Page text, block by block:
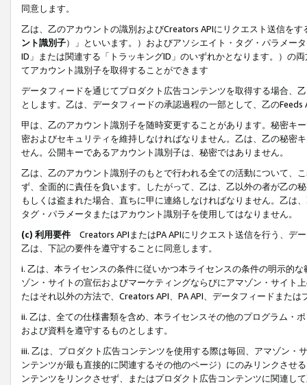
同意します。
乙は、乙のアカウントの識別およびCreators APIにリクエスト送信を
ント識別子）」といいます。）およびアソシエイト・タグ・パラメー
ID」または関連する「トラッキングID」のいずれかとなります。）の
てアカウント識別子を取得することができます
データフィードを通じてプロダクト広告コンテンツを取得する場合、
とします。乙は、データフィードの承認過程の一部として、乙の
甲は、乙のアカウント識別子を随時変更することがあります。秘密キ
密およびセキュリティを維持しなければなりません。乙は、乙の秘密
せん。公開キーであるアカウント識別子は、秘密ではありません。
乙は、乙のアカウント識別子のもとで行われる全ての活動について、
ず、全面的に責任を負います。したがって、乙は、乙以外の者が乙の
もしくは盗まれた場合、直ちに甲に連絡しなければなりません。乙は
タグ・パラメータまたはアカウント識別子を使用してはなりません。
(c) 利用要件 Creators APIまたはPA APIにリクエスト送信を行う、デ
乙は、下記の要件を遵守することに同意します。
i. 乙は、本ライセンスの条件に従いかつ本ライセンスの条件の明示的
ゾン・サイトの宣伝およびマーケティングならびにアマゾン・サイト
たはそれ以外の方法で、Creators API、PA API、データフィードまた
ii. 乙は、全ての仕様書類を含め、本ライセンスその他のプログラム・
および資料を遵守するものとします。
iii. 乙は、プロダクト広告コンテンツを使用する際は毎回、アマゾン
ンテンツが最も直接的に関連するその他のページ）にのみリンクさせ
ンテンツをリンクさせず、またはプロダクト広告コンテンツに関連し